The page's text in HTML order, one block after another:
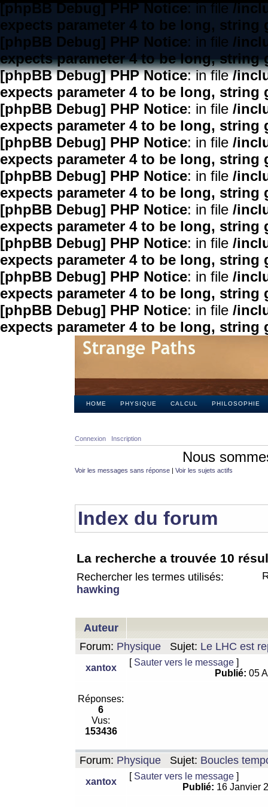
[phpBB Debug] PHP Notice: in file/
expects parameter 4 to be long, string
[phpBB Debug] PHP Notice: in file /
expects parameter 4 to be long, string
[phpBB Debug] PHP Notice: in file/
expects parameter 4 to be long, string
[phpBB Debug] PHP Notice: in file /
expects parameter 4 to be long, string
[phpBB Debug] PHP Notice: in file /
expects parameter 4 to be long, string
[phpBB Debug] PHP Notice: in file /
expects parameter 4 to be long, string
[phpBB Debug] PHP Notice: in file /
expects parameter 4 to be long, string
[phpBB Debug] PHP Notice: in file /
expects parameter 4 to be long, string
[phpBB Debug] PHP Notice: in file /
expects parameter 4 to be long, string
[phpBB Debug] PHP Notice: in file /
expects parameter 4 to be long, string
HOME PHYSIQUE CALCUL PHILOSOPHIE
Connexion Inscription
Nous
Voir les messages sans réponse | Voir les sujets actifs
Index du forum
La recherche a trouvée 10
Rechercher les termes utilisés:
hawking
Auteur
Forum: Physique Sujet: Le LHC est
xantox
[ Sauter vers le message ]
Publié: 05
Réponses:
6
Vus:
153436
Forum: Physique Sujet: Boucles
xantox
[ Sauter vers le message ]
Publié: 16 Janvier